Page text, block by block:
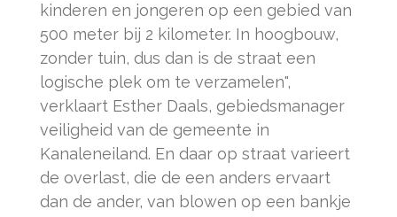
kinderen en jongeren op een gebied van
500 meter bij 2 kilometer. In hoogbouw,
zonder tuin, dus dan is de straat een
logische plek om te verzamelen",
verklaart Esther Daals, gebiedsmanager
veiligheid van de gemeente in
Kanaleneiland. En daar op straat varieert
de overlast, die de een anders ervaart
dan de ander, van blowen op een bankje